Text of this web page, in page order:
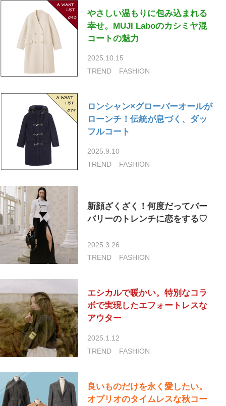
やさしい温もりに包み込まれる
幸せ。MUJI Laboのカシミヤ混
コートの魅力
2025.10.15
TREND
FASHION
ロンシャン×グローバーオールが
ローンチ！伝統が息づく、ダッ
フルコート
2025.9.10
TREND
FASHION
新顔ざくざく！何度だってバー
バリーのトレンチに恋をする♡
2025.3.26
TREND
FASHION
エシカルで暖かい。特別なコラ
ボで実現したエフォートレスな
アウター
2025.1.12
TREND
FASHION
良いものだけを永く愛したい。
オブリオのタイムレスな秋コー